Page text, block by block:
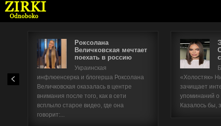
Роксолана
Величковская мечтает
поехать в россию
Украинская
инфлюенсерка и блогерша Роксолана
Величковская оказалась в центре
внимания после того, как в сети
всплыло старое видео, где она
говорит:...
«Холостяк»
зачищает
упоминаний
Казалось бы,
Имя